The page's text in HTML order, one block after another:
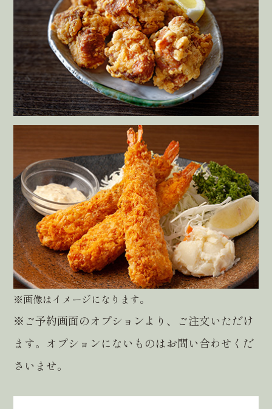
※画像はイメージになります。
※ご予約画面のオプションより、ご注文いただけ
ます。オプションにないものはお問い合わせくだ
さいませ。